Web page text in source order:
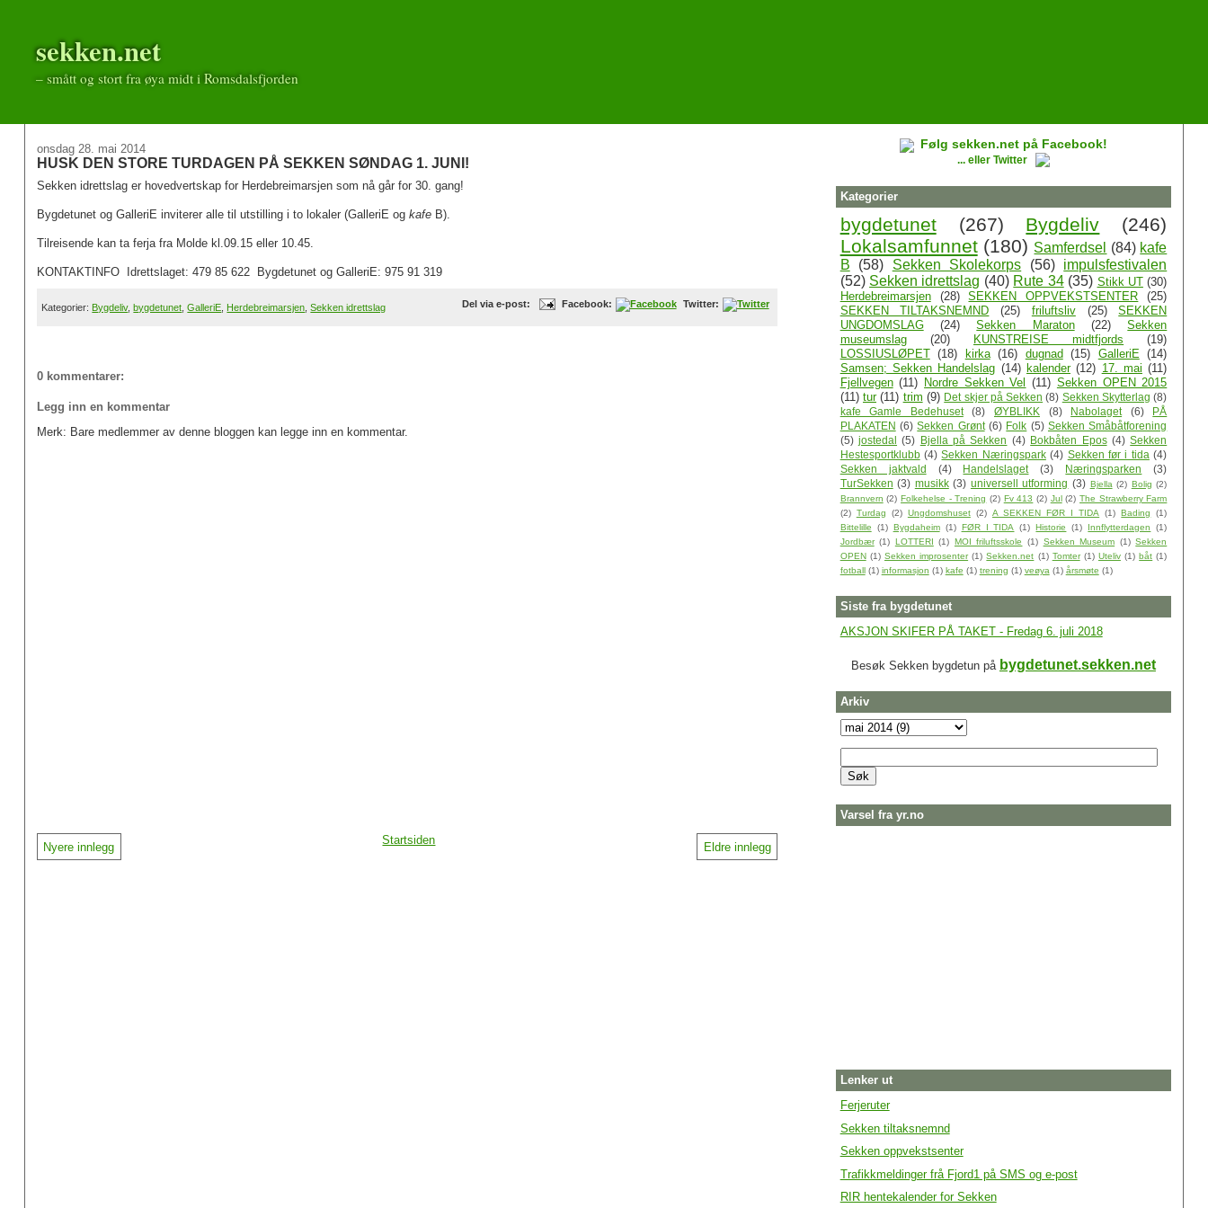
sekken.net
– smått og stort fra øya midt i Romsdalsfjorden
onsdag 28. mai 2014
HUSK DEN STORE TURDAGEN PÅ SEKKEN SØNDAG 1. JUNI!
Sekken idrettslag er hovedvertskap for Herdebreimarsjen som nå går for 30. gang!
Bygdetunet og GalleriE inviterer alle til utstilling i to lokaler (GalleriE ogkafeB).
Tilreisende kan ta ferja fra Molde kl.09.15 eller 10.45.
KONTAKTINFO Idrettslaget: 479 85 622 Bygdetunet og GalleriE: 975 91 319
Del via e-post: Facebook: Twitter:
Kategorier: Bygdeliv,bygdetunet ,GalleriE Herdebreimarsjen ,Sekken idrettslag
0 kommentarer:
Legg inn en kommentar
Merk: Bare medlemmer av denne bloggen kan legge inn en kommentar.
Nyere innlegg Eldre innlegg
Startsiden
Følg sekken.net på Facebook!
... eller Twitter
Kategorier
bygdetunet (267) Bygdeliv
(246)
Lokalsamfunnet (180) Samferdsel (84) kafe
B
(58) Sekken Skolekorps (56)
impulsfestivalen
(52) Sekken idrettslag (40) Rute 34 (35) Stikk UT (30)
Herdebreimarsjen
(28) SEKKEN OPPVEKSTSENTER
(25)
SEKKEN TILTAKSNEMND
(25) friluftsliv (25)
SEKKEN
UNGDOMSLAG
(24) Sekken Maraton (22)
Sekken
museumslag
(20) KUNSTREISE midtfjords
(19)
LOSSIUSLØPET (18) kirka (16) dugnad (15) GalleriE
(14)
Samsen; Sekken Handelslag (14) kalender (12) 17. mai (11)
Fjellvegen (11) Nordre Sekken Vel (11) Sekken OPEN 2015
(11) tur (11) trim (9) Det skjer på Sekken (8) Sekken Skytterlag (8)
kafe Gamle Bedehuset
(8) ØYBLIKK (8) Nabolaget (6)
PÅ
PLAKATEN (6) Sekken Grønt (6) Folk (5) Sekken Småbåtforening
(5) jostedal (5) Bjella på Sekken (4) Bokbåten Epos (4) Sekken
Hestesportklubb (4) Sekken Næringspark (4) Sekken før i tida (4)
Sekken jaktvald
(4) Handelslaget (3) Næringsparken
(3)
TurSekken (3) musikk (3) universell utforming (3) Bjella (2) Bolig (2)
Brannvern (2) Folkehelse - Trening (2) Fv 413 (2) Jul (2) The Strawberry Farm
(2) Turdag (2) Ungdomshuset (2) A SEKKEN FØR I TIDA (1) Bading
(1)
Bittelille
(1) Bygdaheim (1) FØR I TIDA (1) Historie (1) Innflytterdagen
(1)
Jordbær (1) LOTTERI (1) MOI friluftsskole (1) Sekken Museum (1) Sekken
OPEN (1) Sekken improsenter (1) Sekken.net (1) Tomter (1) Uteliv (1) båt (1)
fotball (1) informasjon (1) kafe (1) trening (1) veøya (1) årsmøte (1)
Siste fra bygdetunet
AKSJON SKIFER PÅ TAKET - Fredag 6. juli 2018
Besøk Sekken bygdetun på bygdetunet.sekken.net
Arkiv
Varsel fra yr.no
Lenker ut
Ferjeruter
Sekken tiltaksnemnd
Sekken oppvekstsenter
Trafikkmeldinger frå Fjord1 på SMS og e-post
RIR hentekalender for Sekken